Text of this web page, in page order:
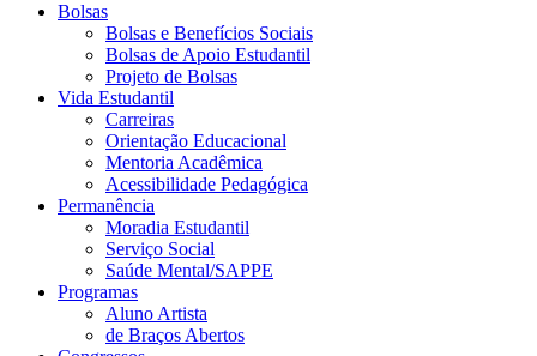
Bolsas
Bolsas e Benefícios Sociais
Bolsas de Apoio Estudantil
Projeto de Bolsas
Vida Estudantil
Carreiras
Orientação Educacional
Mentoria Acadêmica
Acessibilidade Pedagógica
Permanência
Moradia Estudantil
Serviço Social
Saúde Mental/SAPPE
Programas
Aluno Artista
de Braços Abertos